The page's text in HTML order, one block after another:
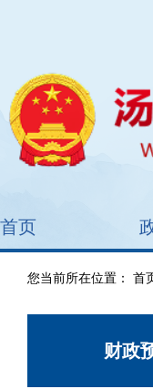
首页
您当前所在位置： 首
财政